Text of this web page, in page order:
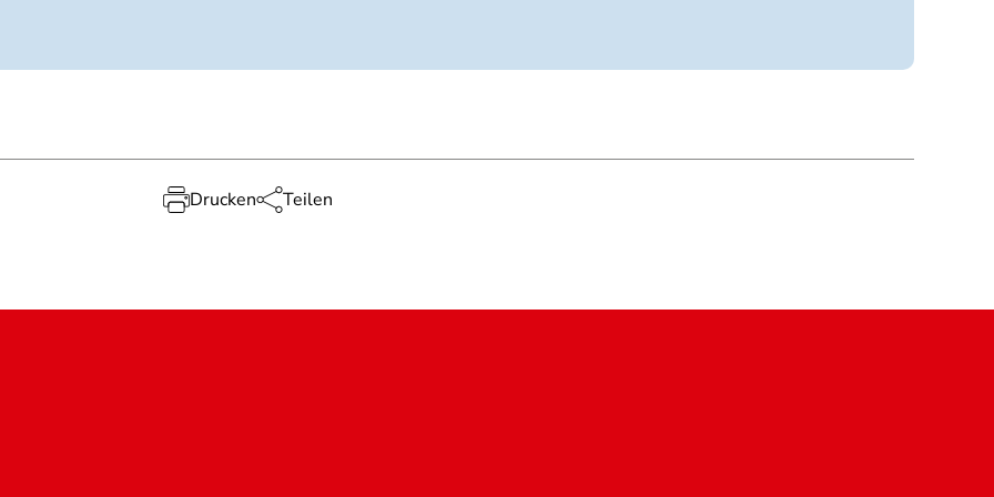
Drucken Teilen